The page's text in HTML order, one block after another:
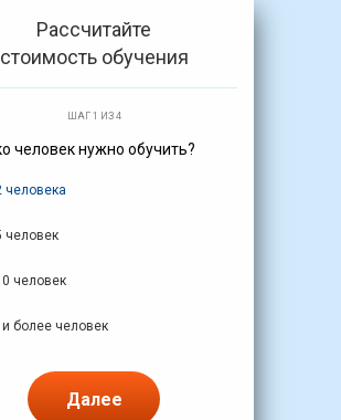
Рассчитайте
стоимость обучения
ШАГ 1 ИЗ 4
человек нужно обучить?
человека
человек
человек
и более человек
Далее